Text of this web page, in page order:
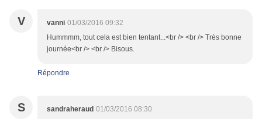
V vanni 01/03/2016 09:32
Hummmm, tout cela est bien tentant...<br /> <br /> Très bonne
journée<br /> <br /> Bisous.
Répondre
S sandraheraud 01/03/2016 08:30